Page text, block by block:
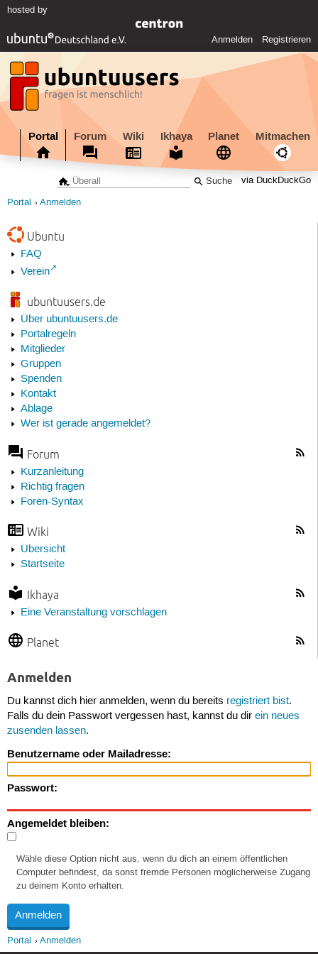
hosted by
Anmelden Registrieren
Portal Forum Wiki Ikhaya Planet Mitmachen
via DuckDuckGo
Portal Anmelden
Ubuntu
FAQ
Verein
ubuntuusers.de
Über ubuntuusers.de
Portalregeln
Mitglieder
Gruppen
Spenden
Kontakt
Ablage
Wer ist gerade angemeldet?
Forum
Kurzanleitung
Richtig fragen
Foren-Syntax
Wiki
Übersicht
Startseite
Ikhaya
Eine Veranstaltung vorschlagen
Planet
Anmelden
Du kannst dich hier anmelden, wenn du bereits registriert bist.
Falls du dein Passwort vergessen hast, kannst du dir ein neues
zusenden lassen.
Benutzername oder Mailadresse:
Passwort:
Angemeldet bleiben:
Wähle diese Option nicht aus, wenn du dich an einem öffentlichen
Computer befindest, da sonst fremde Personen möglicherweise Zugang
zu deinem Konto erhalten.
Portal Anmelden